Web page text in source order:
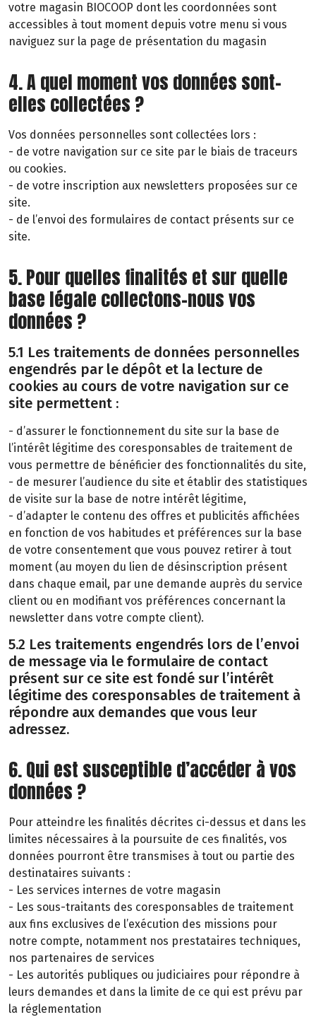
votre magasin BIOCOOP dont les coordonnées sont
accessibles à tout moment depuis votre menu si vous
naviguez sur la page de présentation du magasin
4. A quel moment vos données sont-
elles collectées ?
Vos données personnelles sont collectées lors :
- de votre navigation sur ce site par le biais de traceurs
ou cookies.
- de votre inscription aux newsletters proposées sur ce
site.
- de l’envoi des formulaires de contact présents sur ce
site.
5. Pour quelles finalités et sur quelle
base légale collectons-nous vos
données ?
5.1 Les traitements de données personnelles
engendrés par le dépôt et la lecture de
cookies au cours de votre navigation sur ce
site permettent :
- d’assurer le fonctionnement du site sur la base de
l’intérêt légitime des coresponsables de traitement de
vous permettre de bénéficier des fonctionnalités du site,
- de mesurer l’audience du site et établir des statistiques
de visite sur la base de notre intérêt légitime,
- d’adapter le contenu des offres et publicités affichées
en fonction de vos habitudes et préférences sur la base
de votre consentement que vous pouvez retirer à tout
moment (au moyen du lien de désinscription présent
dans chaque email, par une demande auprès du service
client ou en modifiant vos préférences concernant la
newsletter dans votre compte client).
5.2 Les traitements engendrés lors de l’envoi
de message via le formulaire de contact
présent sur ce site est fondé sur l’intérêt
légitime des coresponsables de traitement à
répondre aux demandes que vous leur
adressez.
6. Qui est susceptible d’accéder à vos
données ?
Pour atteindre les finalités décrites ci-dessus et dans les
limites nécessaires à la poursuite de ces finalités, vos
données pourront être transmises à tout ou partie des
destinataires suivants :
- Les services internes de votre magasin
- Les sous-traitants des coresponsables de traitement
aux fins exclusives de l’exécution des missions pour
notre compte, notamment nos prestataires techniques,
nos partenaires de services
- Les autorités publiques ou judiciaires pour répondre à
leurs demandes et dans la limite de ce qui est prévu par
la réglementation